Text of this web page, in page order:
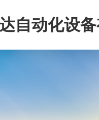
自动化设